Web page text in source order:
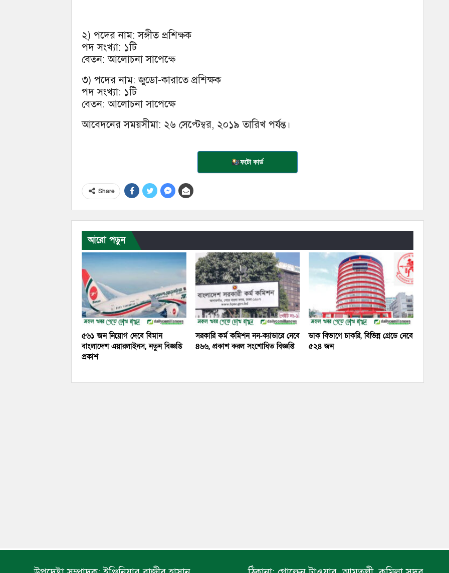
২) পদের নাম: সঙ্গীত প্রশিক্ষক
পদ সংখ্যা: ১টি
বেতন: আলোচনা সাপেক্ষে
৩) পদের নাম: জুডো-কারাতে প্রশিক্ষক
পদ সংখ্যা: ১টি
বেতন: আলোচনা সাপেক্ষে
আবেদনের সময়সীমা: ২৬ সেপ্টেম্বর, ২০১৯ তারিখ পর্যন্ত।
ফটো কার্ড
Share
আরো পড়ুন
৫৬১ জন নিয়োগ দেবে বিমান
বাংলাদেশ এয়ারলাইনস, নতুন বিজ্ঞপ্তি
প্রকাশ
সরকারি কর্ম কমিশন নন-ক্যাডারে নেবে
৪৬৬, প্রকাশ করল সংশোধিত বিজ্ঞপ্তি
ডাক বিভাগে চাকরি, বিভিন্ন গ্রেডে নেবে
৫২৪ জন